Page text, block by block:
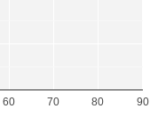
60 70 80 90